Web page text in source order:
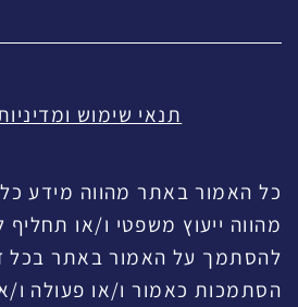
שימוש ומדיניות פרטיות
מהווה מידע כללי בלבד ואינו
ו/או תחליף לייעוץ משפטי.
באתר בכל דרך שהיא. כל
ו/או פעולה ו/או מחדל